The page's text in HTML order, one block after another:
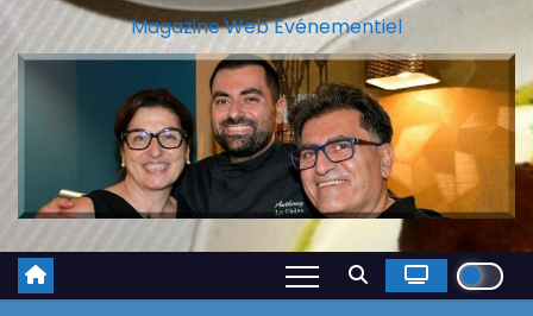
Magazine Web Evénementiel